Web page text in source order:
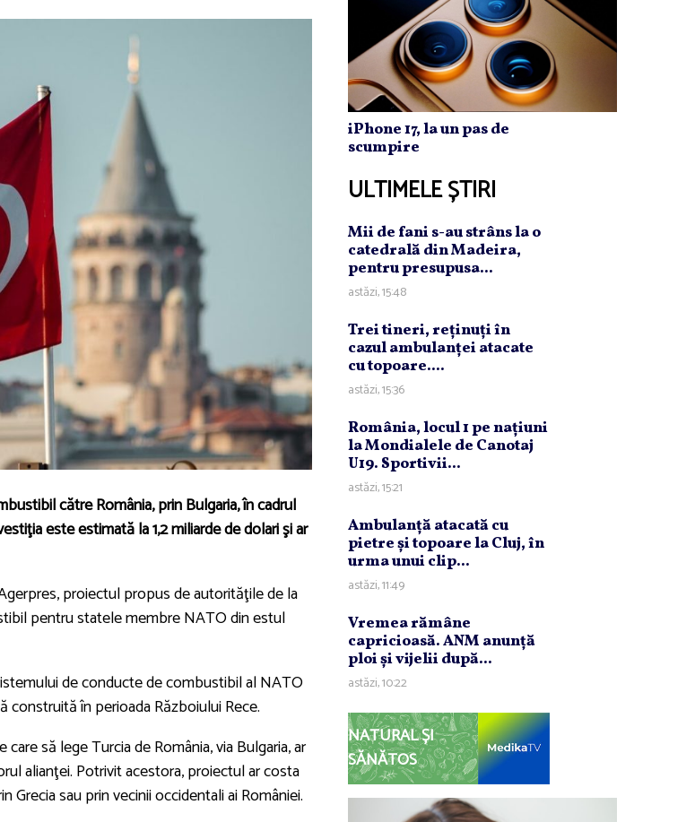
cătreRomânia, prinBulgaria, în cadrul
este estimată la 1,2 miliarde de dolari şi ar
proiectul propus de autorităţile de la
pentru statele membre NATO din estul
de conducte de combustibil al NATO
în perioada Războiului Rece.
să lege Turcia de România, via Bulgaria, ar
alianţei. Potrivit acestora, proiectul ar costa
sau prin vecinii occidentali ai României.
iPhone 17, la un pas de
scumpire
ULTIMELE ȘTIRI
Mii de fani s-au strâns la o
catedrală din Madeira,
pentru presupusa...
astăzi, 15:48
Trei tineri, reţinuţi în
cazul ambulanţei atacate
cu topoare....
astăzi, 15:36
România, locul 1 pe naţiuni
la Mondialele de Canotaj
U19. Sportivii...
astăzi, 15:21
Ambulanţă atacată cu
pietre şi topoare la Cluj, în
urma unui clip...
astăzi, 11:49
Vremea rămâne
capricioasă. ANM anunţă
ploi şi vijelii după...
astăzi, 10:22
NATURAL ȘI
SĂNĂTOS